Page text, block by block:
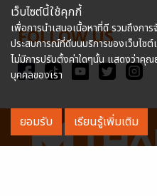
FOLLOW US
เว็บไซต์นี้ใช้คุกกี้
เพื่อการนำเสนอเนื้อหาที่ดี รวมถึงกา
ประสบการณ์ที่ดีบนบริการของเว็บไซต์
ไม่มีการปรับตั้งค่าใดๆนั้น แสดงว่าคุ
บุคคลของเรา
ยอมรับ เรียนรู้เพิ่มเติม